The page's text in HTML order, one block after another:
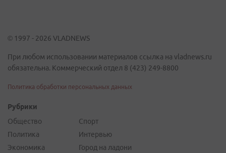
© 1997 - 2026 VLADNEWS
При любом использовании материалов ссылка на vladnews.ru
обязательна. Коммерческий отдел 8 (423) 249-8800
Политика обработки персональных данных
Рубрики
Общество
Политика
Экономика
Спорт
Интервью
Город на ладони